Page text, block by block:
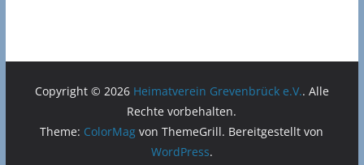
Copyright © 2026 Heimatverein Grevenbrück e.V.. Alle
Rechte vorbehalten.
Theme: ColorMag von ThemeGrill. Bereitgestellt von
WordPress.